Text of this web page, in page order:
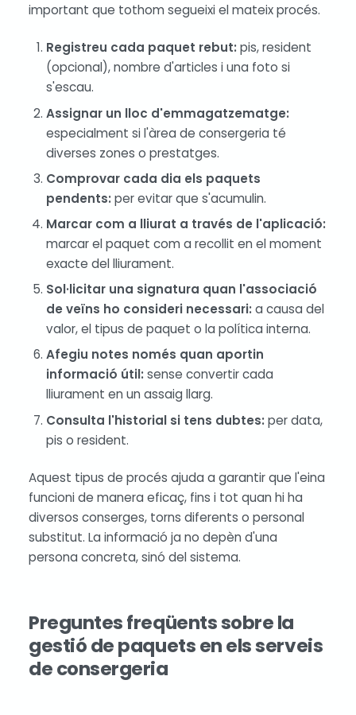
important que tothom segueixi el mateix procés.
Registreu cada paquet rebut:pis, resident
(opcional), nombre d'articles i una foto si
s'escau.
Assignar un lloc d'emmagatzematge:
especialment si l'àrea de consergeria té
diverses zones o prestatges.
Comprovar cada dia els paquets
pendents:per evitar que s'acumulin.
Marcar com a lliurat a través de l'aplicació:
marcar el paquet com a recollit en el moment
exacte del lliurament.
Sol·licitar una signatura quan l'associació
de veïns ho consideri necessari:a causa del
valor, el tipus de paquet o la política interna.
Afegiu notes només quan aportin
informació útil:sense convertir cada
lliurament en un assaig llarg.
Consulta l'historial si tens dubtes:per data,
pis o resident.
Aquest tipus de procés ajuda a garantir que l'eina
funcioni de manera eficaç, fins i tot quan hi ha
diversos conserges, torns diferents o personal
substitut. La informació ja no depèn d'una
persona concreta, sinó del sistema.
Preguntes freqüents sobre la
gestió de paquets en els serveis
de consergeria